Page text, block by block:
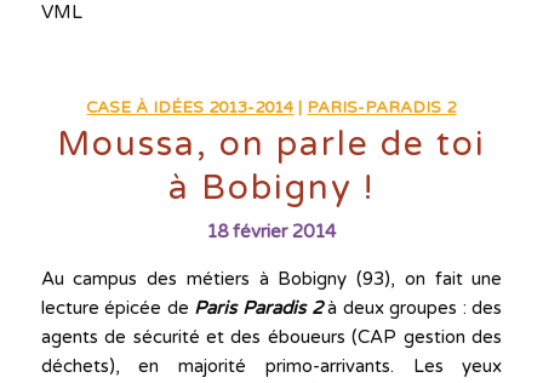
VML
CASE À IDÉES 2013-2014 PARIS-PARADIS 2
Moussa, on parle de toi
à Bobigny !
18 février 2014
Au campus des métiers à Bobigny (93), on fait une
lecture épicée de Paris Paradis 2à deux groupes : des
agents de sécurité et des éboueurs (CAP gestion des
déchets), en majorité primo-arrivants. Les yeux